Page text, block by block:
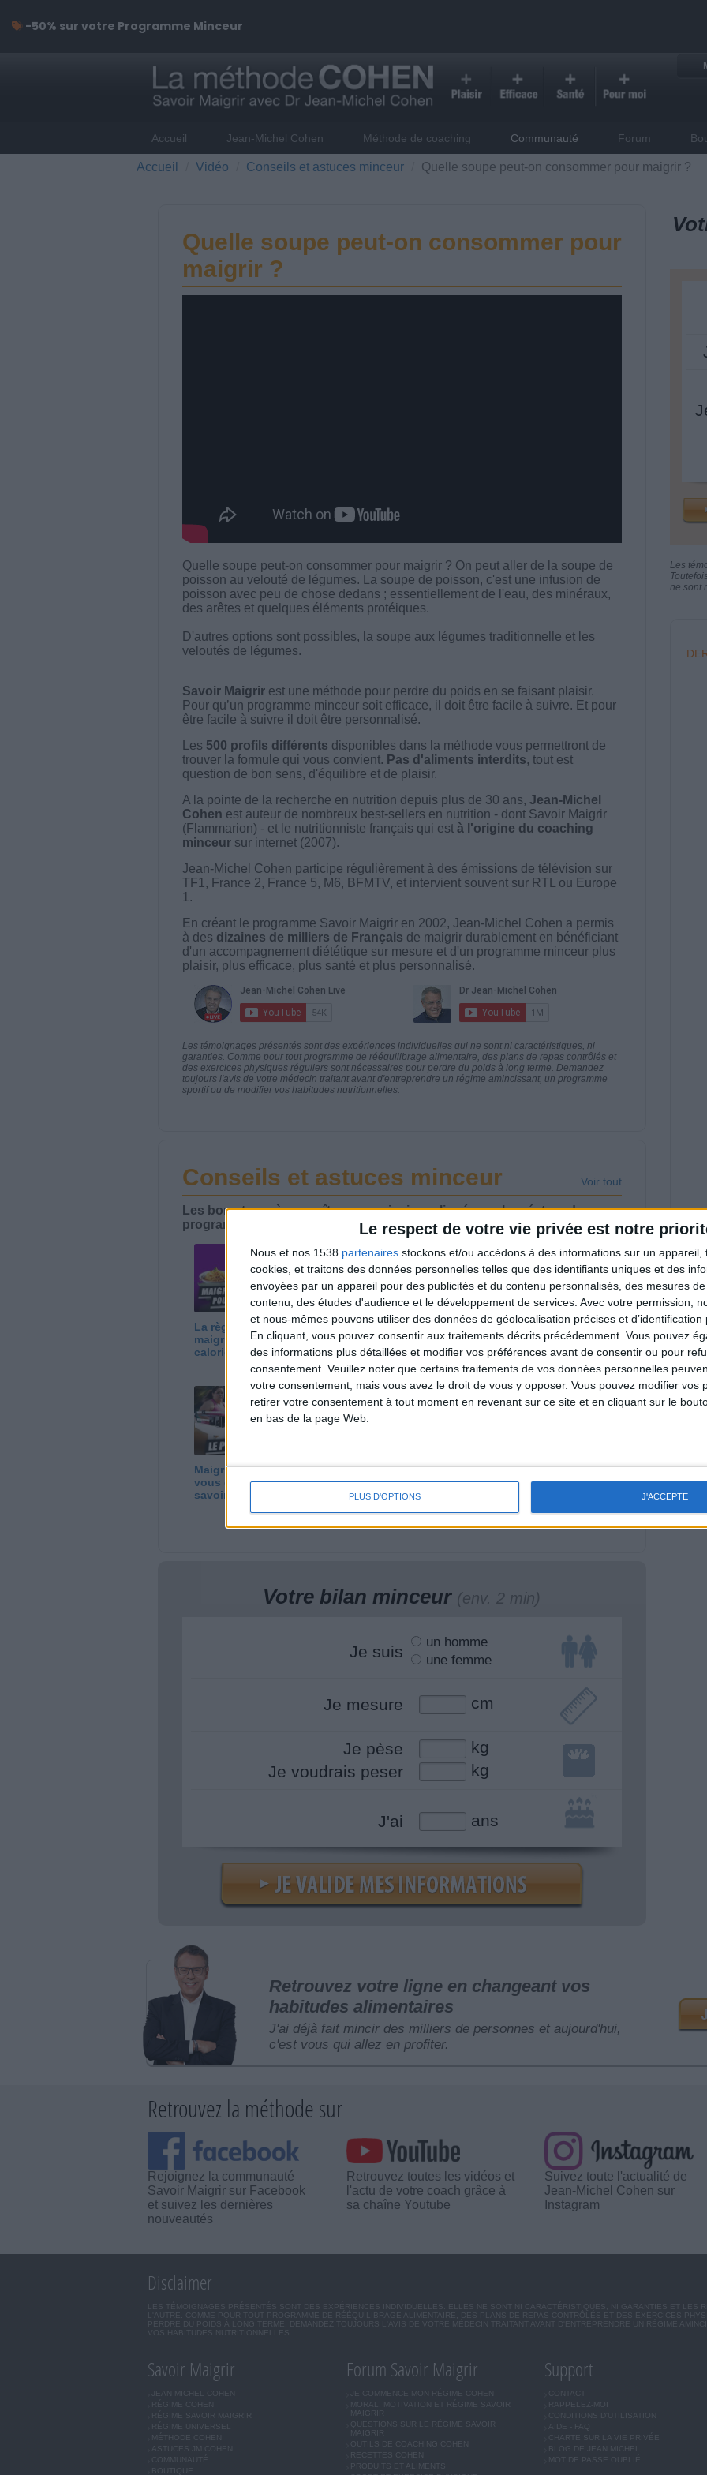
Le respect de votre vie privée est notre
Nous et nos 1538 partenaires stockons et/ou accédons à des informations sur un appareil,
cookies, et traitons des données personnelles telles que des identifiants uniques et des
envoyées par un appareil pour des publicités et du contenu personnalisés, des mesures
contenu, des études d'audience et le développement de services. Avec votre permission,
et nous-mêmes pouvons utiliser des données de géolocalisation précises et d’identification
En cliquant, vous pouvez consentir aux traitements décrits précédemment. Vous pouvez
des informations plus détaillées et modifier vos préférences avant de consentir ou pour
consentement. Veuillez noter que certains traitements de vos données personnelles
votre consentement, mais vous avez le droit de vous y opposer. Vous pouvez modifier vos
retirer votre consentement à tout moment en revenant sur ce site et en cliquant sur le
en bas de la page Web.
PLUS D'OPTIONS J'ACCEPTE
Accueil Jean-Michel Cohen Méthode de coaching Communauté Forum
Accueil Vidéo Conseils et astuces minceur Quelle soupe peut-on consommer pour maigrir ?
Quelle soupe peut-on consommer pour
maigrir ?
Quelle soupe peut-on consommer pour maigrir ? On peut aller de la soupe de
poisson au velouté de légumes. La soupe de poisson, c'est une infusion de
poisson avec peu de chose dedans ; essentiellement de l'eau, des minéraux,
des arêtes et quelques éléments protéiques.
D'autres options sont possibles, la soupe aux légumes traditionnelle et les
veloutés de légumes.
Savoir Maigrirest une méthode pour perdre du poids en se faisant plaisir.
Pour qu’un programme minceur soit efficace, il doit être facile à suivre. Et pour
être facile à suivre il doit être personnalisé.
Les 500 profils différents disponibles dans la méthode vous permettront de
trouver la formule qui vous convient. Pas d'aliments interdits, tout est
question de bon sens, d'équilibre et de plaisir.
A la pointe de la recherche en nutrition depuis plus de 30 ans, Jean-Michel
Cohen est auteur de nombreux best-sellers en nutrition - dont Savoir Maigrir
(Flammarion) - et le nutritionniste français qui est à l'origine du coaching
minceursur internet (2007).
Jean-Michel Cohen participe régulièrement à des émissions de télévision sur
TF1, France 2, France 5, M6, BFMTV, et intervient souvent sur RTL ou Europe
1.
En créant le programme Savoir Maigrir en 2002, Jean-Michel Cohen a permis
à des dizaines de milliers de Français de maigrir durablement en bénéficiant
d'un accompagnement diététique sur mesure et d'un programme minceur plus
plaisir, plus efficace, plus santé et plus personnalisé.
Les témoignages présentés sont des expériences individuelles qui ne sont ni caractéristiques, ni
garanties. Comme pour tout programme de rééquilibrage alimentaire, des plans de repas contrôlés et
des exercices physiques réguliers sont nécessaires pour perdre du poids à long terme. Demandez
toujours l'avis de votre médecin traitant avant d'entreprendre un régime amincissant, un programme
sportif ou de modifier vos habitudes nutritionnelles.
Conseils et astuces minceur Voir tout
Les bons trucs à connaître pour mincir expliqués par le créateur du
programme Savoir Maigrir.
La règle N°1 pour
maigrir : le déficit
calorique
Perdre 10 kg : ma
méthode est imparable
Et après la perte de
poids ? Je fais
comment ?
Maigrir vite ? Ce que
vous devez vraiment
savoir !
Bien manger pour se
sentir bien, se sentir
mieux.
La Méthode Cohen :
l'interview du Dr Jean-
Votre bilan minceur (env. 2 min)
Je suis
un homme
une femme
Je mesure cm
Je pèse
kg
Je voudrais peser
kg
J'ai ans
Les
ne sont
Retrouvez votre ligne en changeant vos
habitudes alimentaires
J'ai déjà fait mincir des milliers de personnes et aujourd'hui,
c'est vous qui allez en profiter.
Retrouvez la méthode sur
Rejoignez la communauté
Savoir Maigrir sur Facebook
et suivez les dernières
nouveautés
Retrouvez toutes les vidéos et
l'actu de votre coach grâce à
sa chaîne Youtube
Suivez toute l'actualité de
Jean-Michel Cohen sur
Instagram
Disclaimer
LES TÉMOIGNAGES PRÉSENTÉS SONT DES EXPÉRIENCES INDIVIDUELLES. ELLES NE SONT NI CARACTÉRISTIQUES, NI GARANTIES ET LES
L'AUTRE. COMME POUR TOUT PROGRAMME DE RÉÉQUILIBRAGE ALIMENTAIRE, DES PLANS DE REPAS CONTRÔLÉS ET DES EXERCICES
PERDRE DU POIDS À LONG TERME. DEMANDEZ TOUJOURS L'AVIS DE VOTRE MÉDECIN TRAITANT AVANT D'ENTREPRENDRE UN RÉGIME
VOS HABITUDES NUTRITIONNELLES.
Savoir Maigrir
JEAN-MICHEL COHEN
RÉGIME COHEN
RÉGIME SAVOIR MAIGRIR
RÉGIME UNIVERSEL
ASTUCES JM COHEN
COMMUNAUTÉ
Forum Savoir Maigrir
JE COMMENCE MON RÉGIME COHEN
MORAL, MOTIVATION ET RÉGIME SAVOIR
MAIGRIR
QUESTIONS SUR LE RÉGIME SAVOIR
MAIGRIR
OUTILS DE COACHING COHEN
RECETTES COHEN
PRODUITS ET ALIMENTS
Support
CONTACT
RAPPELEZ-MOI
CONDITIONS D'UTILISATION
AIDE - FAQ
CHARTE SUR LA VIE PRIVÉE
BLOG DE JEAN MICHEL
MOT DE PASSE OUBLIÉ
-50% sur votre Programme Minceur